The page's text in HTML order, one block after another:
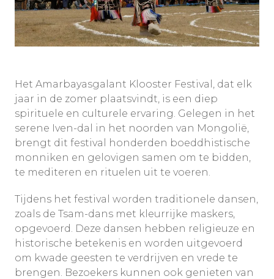
Het Amarbayasgalant Klooster Festival, dat elk
jaar in de zomer plaatsvindt, is een diep
spirituele en culturele ervaring. Gelegen in het
serene Iven-dal in het noorden van Mongolië,
brengt dit festival honderden boeddhistische
monniken en gelovigen samen om te bidden,
te mediteren en rituelen uit te voeren.
Tijdens het festival worden traditionele dansen,
zoals de Tsam-dans met kleurrijke maskers,
opgevoerd. Deze dansen hebben religieuze en
historische betekenis en worden uitgevoerd
om kwade geesten te verdrijven en vrede te
brengen. Bezoekers kunnen ook genieten van